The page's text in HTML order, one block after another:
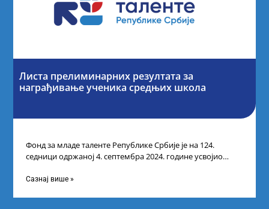
Листа прелиминарних резултата за
награђивање ученика средњих школа
Фонд за младе таленте Републике Србије је на 124.
седници одржаној 4. септембра 2024. године усвојио
Сазнај више »